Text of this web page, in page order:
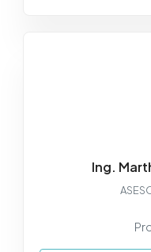
Ing.